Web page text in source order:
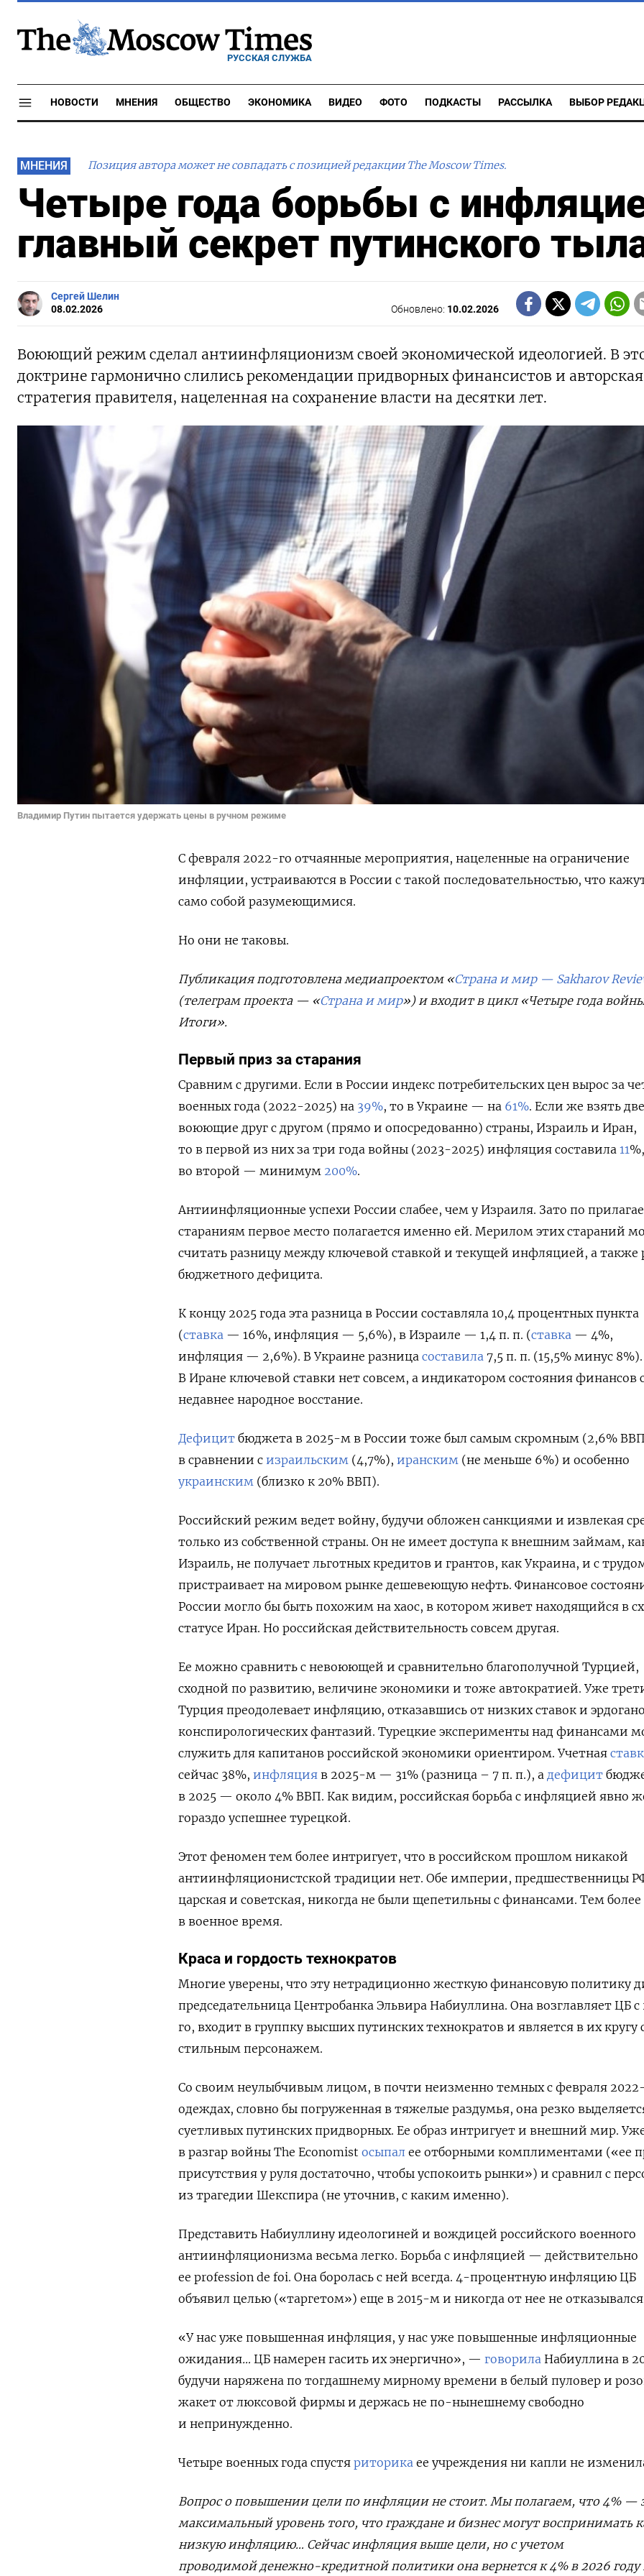
РУССКАЯ СЛУЖБА
НОВОСТИ МНЕНИЯ ОБЩЕСТВО ЭКОНОМИКА ВИДЕО ФОТО ПОДКАСТЫ РАССЫЛКА ВЫБОР
МНЕНИЯ Позиция автора может не совпадать с позицией редакции The Moscow Times.
Четыре года борьбы с
главный секрет путинского
Сергей Шелин
08.02.2026
Обновлено: 10.02.2026
Воюющий режим сделал антиинфляционизм своей экономической идеологией. В
доктрине гармонично слились рекомендации придворных финансистов и авторская
стратегия правителя, нацеленная на сохранение власти на десятки лет.
Владимир Путин пытается удержать цены в ручном режиме
С февраля 2022-го отчаянные мероприятия, нацеленные на ограничение
инфляции, устраиваются в России с такой последовательностью, что
само собой разумеющимися.
Но они не таковы.
Публикация подготовлена медиапроектом«Страна и мир — Sakharov
(телеграм проекта— «Страна и мир») и входит в цикл «Четыре года
Итоги».
Первый приз за старания
Сравним с другими. Если в России индекс потребительских цен вырос за
военных года (2022-2025) на 39%, то в Украине — на 61%. Если же взять
воюющие друг с другом (прямо и опосредованно) страны, Израиль и Иран,
то в первой из них за три года войны (2023-2025) инфляция составила 11%,
во второй — минимум 200%.
Антиинфляционные успехи России слабее, чем у Израиля. Зато по
стараниям первое место полагается именно ей. Мерилом этих стараний
считать разницу между ключевой ставкой и текущей инфляцией, а также
бюджетного дефицита.
К концу 2025 года эта разница в России составляла 10,4 процентных пункта
(ставка — 16%, инфляция — 5,6%), в Израиле — 1,4 п. п. (ставка — 4%,
инфляция — 2,6%). В Украине разница составила 7,5 п. п. (15,5% минус 8%).
В Иране ключевой ставки нет совсем, а индикатором состояния финансов
недавнее народное восстание.
Дефицит бюджета в 2025-м в России тоже был самым скромным (2,6%
в сравнении с израильским (4,7%), иранским (не меньше 6%) и особенно
украинским (близко к 20% ВВП).
Российский режим ведет войну, будучи обложен санкциями и извлекая
только из собственной страны. Он не имеет доступа к внешним займам,
Израиль, не получает льготных кредитов и грантов, как Украина, и с
пристраивает на мировом рынке дешевеющую нефть. Финансовое
России могло бы быть похожим на хаос, в котором живет находящийся в
статусе Иран. Но российская действительность совсем другая.
Ее можно сравнить с невоюющей и сравнительно благополучной Турцией,
сходной по развитию, величине экономики и тоже автократией. Уже
Турция преодолевает инфляцию, отказавшись от низких ставок и
конспирологических фантазий. Турецкие эксперименты над финансами
служить для капитанов российской экономики ориентиром. Учетная
сейчас 38%, инфляция в 2025-м — 31% (разница – 7 п. п.), а дефицит
в 2025 — около 4% ВВП. Как видим, российская борьба с инфляцией явно
гораздо успешнее турецкой.
Этот феномен тем более интригует, что в российском прошлом никакой
антиинфляционистской традиции нет. Обе империи, предшественницы
царская и советская, никогда не были щепетильны с финансами. Тем более
в военное время.
Краса и гордость технократов
Многие уверены, что эту нетрадиционно жесткую финансовую политику
председательница Центробанка Эльвира Набиуллина. Она возглавляет ЦБ с
го, входит в группку высших путинских технократов и является в их
стильным персонажем.
Со своим неулыбчивым лицом, в почти неизменно темных с февраля
одеждах, словно бы погруженная в тяжелые раздумья, она резко
суетливых путинских придворных. Ее образ интригует и внешний мир.
в разгар войны The Economist осыпал ее отборными комплиментами («ее
присутствия у руля достаточно, чтобы успокоить рынки») и сравнил с
из трагедии Шекспира (не уточнив, с каким именно).
Представить Набиуллину идеологиней и вождицей российского военного
антиинфляционизма весьма легко. Борьба с инфляцией — действительно
ее profession de foi. Она боролась с ней всегда. 4-процентную инфляцию ЦБ
объявил целью («таргетом») еще в 2015-м и никогда от нее не
«У нас уже повышенная инфляция, у нас уже повышенные инфляционные
ожидания… ЦБ намерен гасить их энергично», — говорила Набиуллина в
будучи наряжена по тогдашнему мирному времени в белый пуловер и
жакет от люксовой фирмы и держась не по-нынешнему свободно
и непринужденно.
Четыре военных года спустя риторика ее учреждения ни капли не
Вопрос о повышении цели по инфляции не стоит. Мы полагаем, что 4% —
максимальный уровень того, что граждане и бизнес могутвоспринимать
низкую инфляцию… Сейчас инфляция выше цели, но с учетом
проводимойденежно-кредитной политики она вернется к4% в2026 году